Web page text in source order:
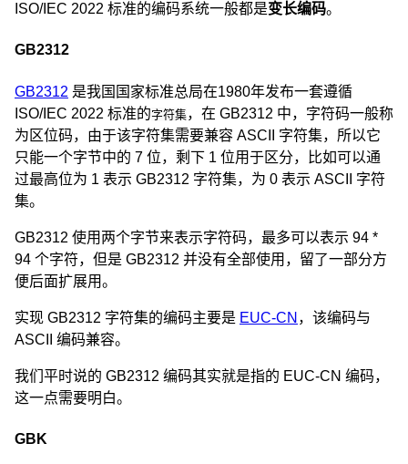
ISO/IEC 2022 标准的编码系统一般都是变长编码。
GB2312
GB2312 是我国国家标准总局在1980年发布一套遵循
ISO/IEC 2022 标准的字符集，在 GB2312 中，字符码一般称
为区位码，由于该字符集需要兼容 ASCII 字符集，所以它
只能一个字节中的 7 位，剩下 1 位用于区分，比如可以通
过最高位为 1 表示 GB2312 字符集，为 0 表示 ASCII 字符
集。
GB2312 使用两个字节来表示字符码，最多可以表示 94 *
94 个字符，但是 GB2312 并没有全部使用，留了一部分方
便后面扩展用。
实现 GB2312 字符集的编码主要是 EUC-CN ，该编码与
ASCII 编码兼容。
我们平时说的 GB2312 编码其实就是指的 EUC-CN 编码，
这一点需要明白。
GBK